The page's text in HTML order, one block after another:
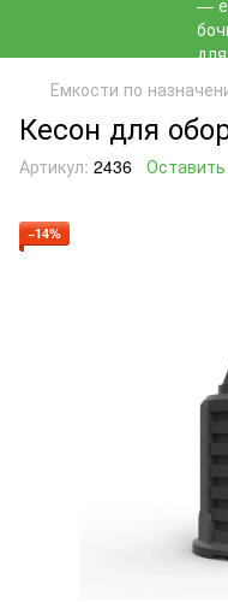
Емкости по
Кесон для
Артикул: 2436
−14%